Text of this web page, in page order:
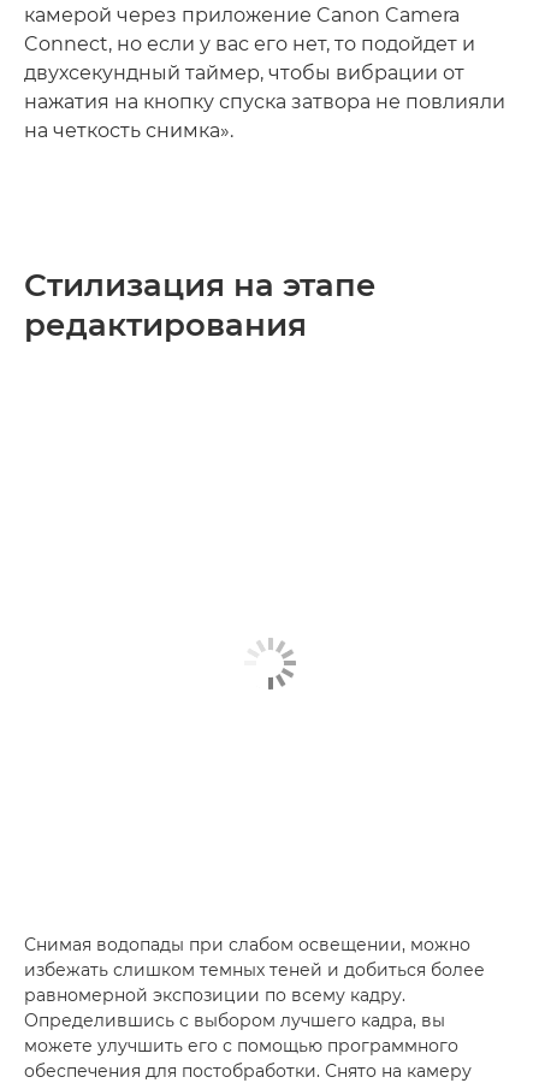
камерой через приложение Canon Camera
Connect, но если у вас его нет, то подойдет и
двухсекундный таймер, чтобы вибрации от
нажатия на кнопку спуска затвора не повлияли
на четкость снимка».
Стилизация на этапе
редактирования
Снимая водопады при слабом освещении, можно
избежать слишком темных теней и добиться более
равномерной экспозиции по всему кадру.
Определившись с выбором лучшего кадра, вы
можете улучшить его с помощью программного
обеспечения для постобработки. Снято на камеру